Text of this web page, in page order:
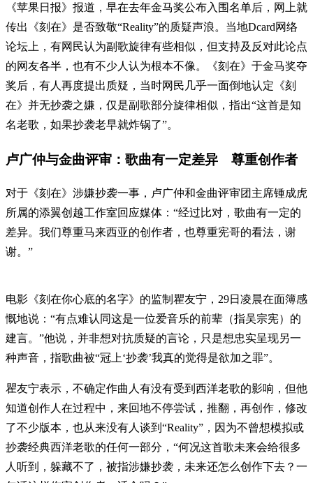
《苹果日报》报道，早在去年金马奖公布入围名单后，网上就
传出《刻在》是否致敬“Reality”的质疑声浪。当地Dcard网络
论坛上，有网民认为副歌旋律有些相似，但支持及反对此论点
的网友各半，也有不少人认为根本不像。《刻在》于金马奖夺
奖后，有人再度提出质疑，当时网民几乎一面倒地认定《刻
在》并无抄袭之嫌，仅是副歌部分旋律相似，指出“这首是知
名老歌，如果抄袭老早就炸锅了”。
卢广仲与金曲评审：歌曲有一定差异 尊重创作者
对于《刻在》涉嫌抄袭一事，卢广仲和金曲评审团主席锺成虎
所属的添翼创越工作室回应媒体：“经过比对，歌曲有一定的
差异。我们尊重马来西亚的创作者，也尊重宪哥的看法，谢
谢。”
电影《刻在你心底的名字》的监制瞿友宁，29日凌晨在面簿感
慨地说：“有点难认同这是一位爱音乐的前辈（指吴宗宪）的
建言。”他说，并非想对抗质疑的言论，只是想忠实呈现另一
种声音，指歌曲被“冠上‘抄袭’我真的觉得是欲加之罪”。
瞿友宁表示，不确定作曲人有没有受到西洋老歌的影响，但他
知道创作人在过程中，来回地不停尝试，推翻，再创作，修改
了不少版本，也从来没有人谈到“Reality”，因为不曾想模拟或
抄袭经典西洋老歌的任何一部分，“何况这首歌未来会给很多
人听到，躲藏不了，被指涉嫌抄袭，未来还怎么创作下去？一